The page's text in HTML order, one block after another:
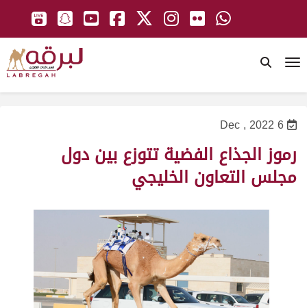
6 Dec , 2022
رموز الجذاع الفضية تتوزع بين دول
مجلس التعاون الخليجي